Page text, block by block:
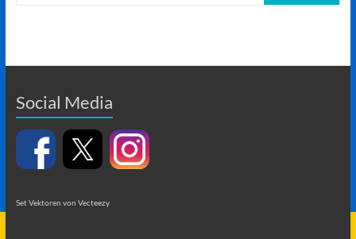
Social Media
Set Vektoren von Vecteezy